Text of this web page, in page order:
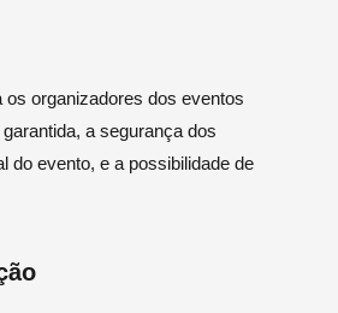
organizadores dos eventos
a segurança dos
do evento, e a possibilidade de